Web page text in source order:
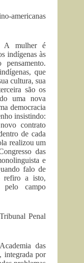
americanas
A mulher é
indígenas às
que
cultura, sua
são os
uma nova
democracia
insistindo:
contrato
de cada
realizou um
das
e
falo de
refiro a isto,
pelo campo
Penal
das
integrada por